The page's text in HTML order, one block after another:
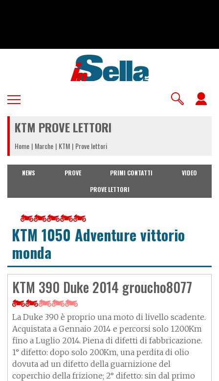
KTM PROVE LETTORI
Home Marche KTM Prove lettori
NEWS PROVE PRIMI CONTATTI
VIDEO
PROVE LETTORI
KTM 1050 Adventure vittorio
monda
KTM 390 Duke 2014 groucho8077
La Duke 390 è proprio una moto di livello scadente.
Acquistata a Gennaio 2014 e percorsi solo 1200Km
fino a Luglio 2014. Piena di difetti di fabbricazione.
1° difetto: dopo solo 200Km, una perdita di olio
dovuta ad un difetto della guarnizione del
coperchio della frizione; 2° difetto: sin dal primo